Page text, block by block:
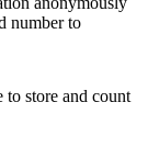
number to
to store and count